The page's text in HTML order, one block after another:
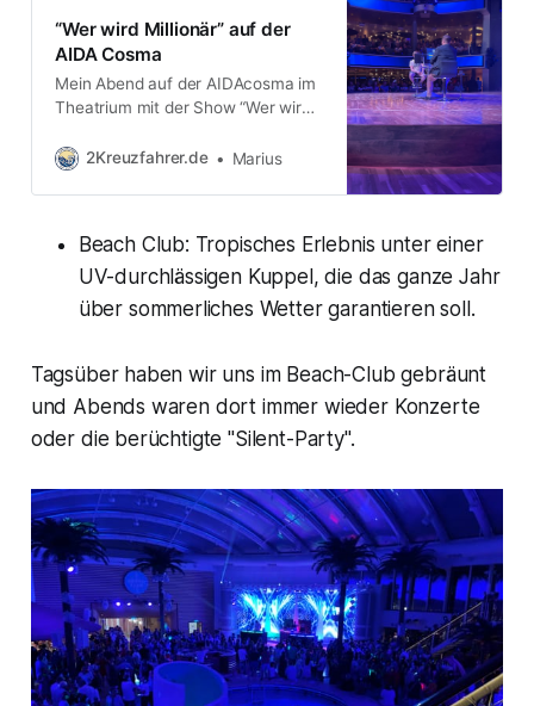
“Wer wird Millionär” auf der
AIDA Cosma
Mein Abend auf der AIDAcosma im
Theatrium mit der Show “Wer wird
sehr gelungen. Das Ambiente des
ich, beide Fans von “Wer wird
Millionär”, haben uns besonders
über die interaktive Komponente
2Kreuzfahrer.de Marius
Beach Club: Tropisches Erlebnis unter einer
UV-durchlässigen Kuppel, die das ganze Jahr
über sommerliches Wetter garantieren soll.
Tagsüber haben wir uns im Beach-Club gebräunt
und Abends waren dort immer wieder Konzerte
oder die berüchtigte "Silent-Party".